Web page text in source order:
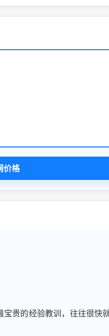
价格
贵的经验教训，往往很快